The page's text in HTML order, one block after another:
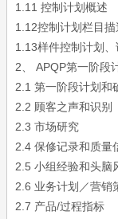
1.11 控制计划概述
1.12控制计划栏目描
1.13样件控制计划
2、 APQP第一阶段
2.1 第一阶段计划和
2.2 顾客之声和识别
2.3 市场研究
2.4 保修记录和质量
2.5 小组经验和头脑
2.6 业务计划／营销
2.7 产品/过程指标